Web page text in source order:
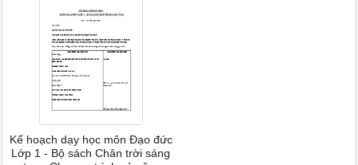
Kế hoạch dạy học môn Đạo đức
Lớp 1 - Bộ sách Chân trời sáng